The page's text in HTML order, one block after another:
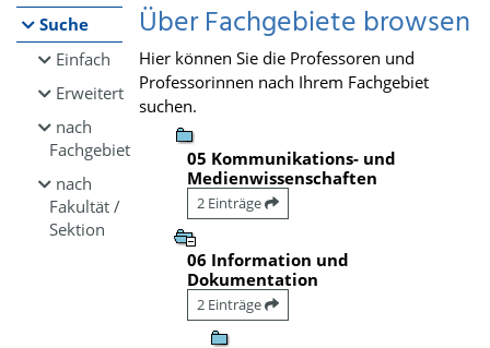
Suche
Einfach
Erweitert
nach
Fachgebiet
nach
Fakultät /
Sektion
Über Fachgebiete browsen
Hier können Sie die Professoren und
Professorinnen nach Ihrem Fachgebiet
suchen.
05 Kommunikations- und
Medienwissenschaften
2 Einträge
06 Information und
Dokumentation
2 Einträge